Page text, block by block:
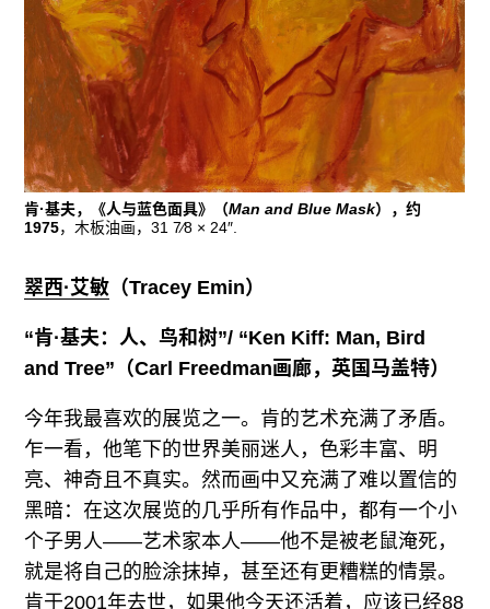
肯·基夫，《人与蓝色面具》（Man and Blue Mask），约
1975，木板油画，31 7⁄8 × 24″.
翠西·艾敏 （Tracey Emin）
“肯·基夫：人、鸟和树”/ “Ken Kiff: Man, Bird
and Tree”（Carl Freedman画廊，英国马盖特）
今年我最喜欢的展览之一。肯的艺术充满了矛盾。
乍一看，他笔下的世界美丽迷人，色彩丰富、明
亮、神奇且不真实。然而画中又充满了难以置信的
黑暗：在这次展览的几乎所有作品中，都有一个小
个子男人——艺术家本人——他不是被老鼠淹死，
就是将自己的脸涂抹掉，甚至还有更糟糕的情景。
肯于2001年去世，如果他今天还活着，应该已经88